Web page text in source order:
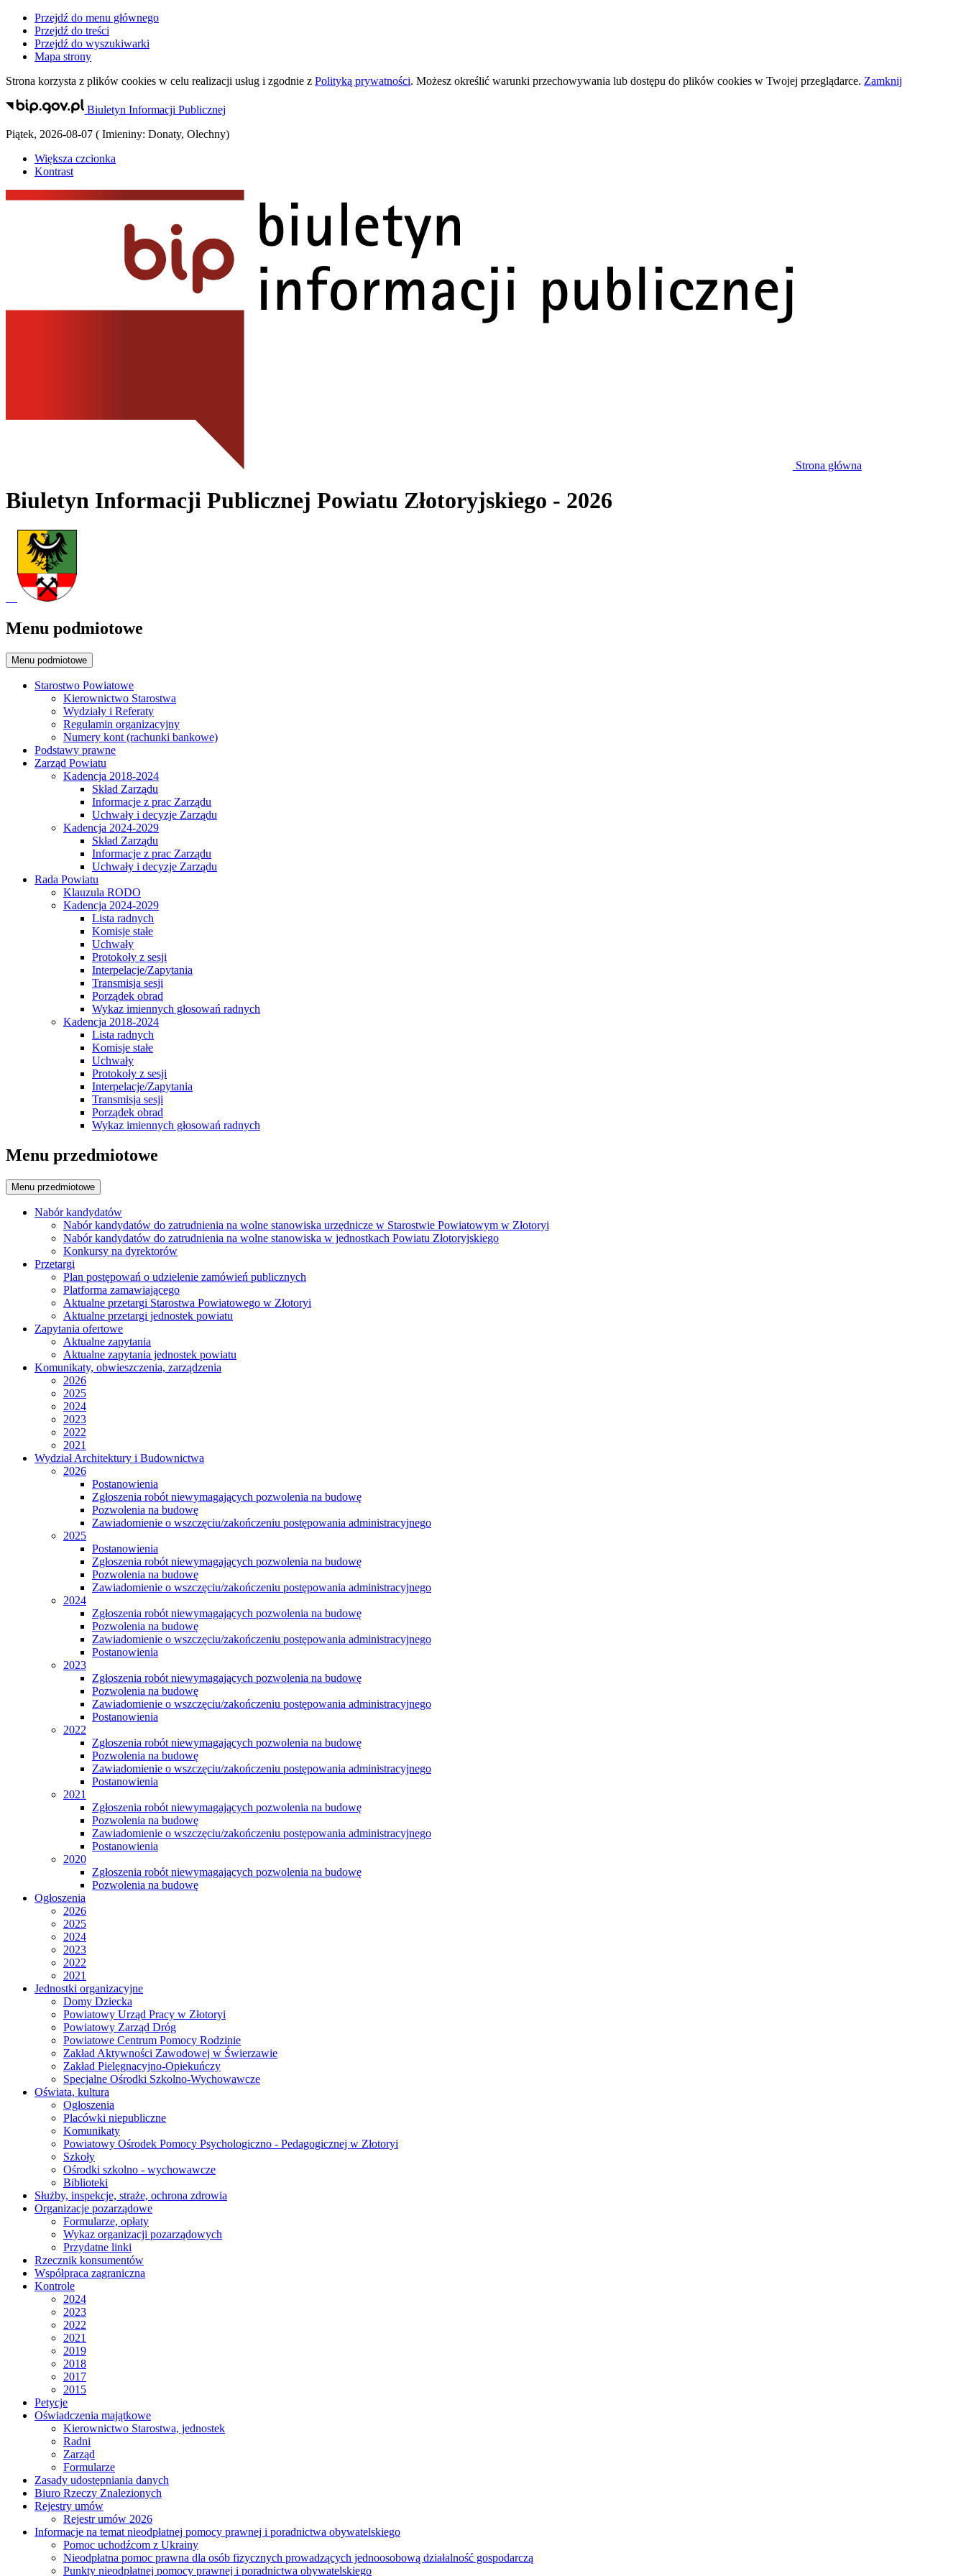
Przejdź do menu głównego
Przejdź do treści
Przejdź do wyszukiwarki
Mapa strony
Strona korzysta z plików cookies w celu realizacji usług i zgodnie z Polityką prywatności. Możesz określić warunki przechowywania lub dostępu do plików cookies w Twojej przeglądarce. Zamknij
Biuletyn Informacji Publicznej
Piątek, 2026-08-07 ( Imieniny: Donaty, Olechny)
Większa czcionka
Kontrast
Strona główna
Biuletyn Informacji Publicznej Powiatu Złotoryjskiego - 2026
Menu podmiotowe
Menu podmiotowe
Starostwo Powiatowe
Kierownictwo Starostwa
Wydziały i Referaty
Regulamin organizacyjny
Numery kont (rachunki bankowe)
Podstawy prawne
Zarząd Powiatu
Kadencja 2018-2024
Skład Zarządu
Informacje z prac Zarządu
Uchwały i decyzje Zarządu
Kadencja 2024-2029
Skład Zarządu
Informacje z prac Zarządu
Uchwały i decyzje Zarządu
Rada Powiatu
Klauzula RODO
Kadencja 2024-2029
Lista radnych
Komisje stałe
Uchwały
Protokoły z sesji
Interpelacje/Zapytania
Transmisja sesji
Porządek obrad
Wykaz imiennych głosowań radnych
Kadencja 2018-2024
Lista radnych
Komisje stałe
Uchwały
Protokoły z sesji
Interpelacje/Zapytania
Transmisja sesji
Porządek obrad
Wykaz imiennych głosowań radnych
Menu przedmiotowe
Menu przedmiotowe
Nabór kandydatów
Nabór kandydatów do zatrudnienia na wolne stanowiska urzędnicze w Starostwie Powiatowym w Złotoryi
Nabór kandydatów do zatrudnienia na wolne stanowiska w jednostkach Powiatu Złotoryjskiego
Konkursy na dyrektorów
Przetargi
Plan postępowań o udzielenie zamówień publicznych
Platforma zamawiającego
Aktualne przetargi Starostwa Powiatowego w Złotoryi
Aktualne przetargi jednostek powiatu
Zapytania ofertowe
Aktualne zapytania
Aktualne zapytania jednostek powiatu
Komunikaty, obwieszczenia, zarządzenia
2026
2025
2024
2023
2022
2021
Wydział Architektury i Budownictwa
2026
Postanowienia
Zgłoszenia robót niewymagających pozwolenia na budowę
Pozwolenia na budowę
Zawiadomienie o wszczęciu/zakończeniu postępowania administracyjnego
2025
Postanowienia
Zgłoszenia robót niewymagających pozwolenia na budowę
Pozwolenia na budowę
Zawiadomienie o wszczęciu/zakończeniu postępowania administracyjnego
2024
Zgłoszenia robót niewymagających pozwolenia na budowę
Pozwolenia na budowę
Zawiadomienie o wszczęciu/zakończeniu postępowania administracyjnego
Postanowienia
2023
Zgłoszenia robót niewymagających pozwolenia na budowę
Pozwolenia na budowę
Zawiadomienie o wszczęciu/zakończeniu postępowania administracyjnego
Postanowienia
2022
Zgłoszenia robót niewymagających pozwolenia na budowę
Pozwolenia na budowę
Zawiadomienie o wszczęciu/zakończeniu postępowania administracyjnego
Postanowienia
2021
Zgłoszenia robót niewymagających pozwolenia na budowę
Pozwolenia na budowę
Zawiadomienie o wszczęciu/zakończeniu postępowania administracyjnego
Postanowienia
2020
Zgłoszenia robót niewymagających pozwolenia na budowę
Pozwolenia na budowę
Ogłoszenia
2026
2025
2024
2023
2022
2021
Jednostki organizacyjne
Domy Dziecka
Powiatowy Urząd Pracy w Złotoryi
Powiatowy Zarząd Dróg
Powiatowe Centrum Pomocy Rodzinie
Zakład Aktywności Zawodowej w Świerzawie
Zakład Pielęgnacyjno-Opiekuńczy
Specjalne Ośrodki Szkolno-Wychowawcze
Oświata, kultura
Ogłoszenia
Placówki niepubliczne
Komunikaty
Powiatowy Ośrodek Pomocy Psychologiczno - Pedagogicznej w Złotoryi
Szkoły
Ośrodki szkolno - wychowawcze
Biblioteki
Służby, inspekcje, straże, ochrona zdrowia
Organizacje pozarządowe
Formularze, opłaty
Wykaz organizacji pozarządowych
Przydatne linki
Rzecznik konsumentów
Współpraca zagraniczna
Kontrole
2024
2023
2022
2021
2019
2018
2017
2015
Petycje
Oświadczenia majątkowe
Kierownictwo Starostwa, jednostek
Radni
Zarząd
Formularze
Zasady udostępniania danych
Biuro Rzeczy Znalezionych
Rejestry umów
Rejestr umów 2026
Informacje na temat nieodpłatnej pomocy prawnej i poradnictwa obywatelskiego
Pomoc uchodźcom z Ukrainy
Nieodpłatna pomoc prawna dla osób fizycznych prowadzących jednoosobową działalność gospodarczą
Punkty nieodpłatnej pomocy prawnej i poradnictwa obywatelskiego